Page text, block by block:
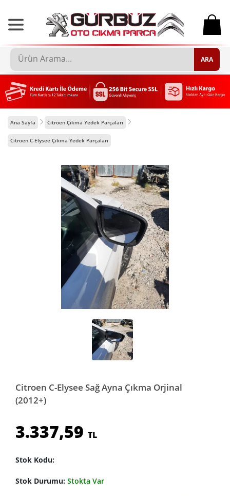
0
ARA
Ana Sayfa Citroen Çıkma Yedek Parçaları
Citroen C-Elysee Çıkma Yedek Parçaları
Citroen C-Elysee Sağ Ayna Çıkma Orjinal
(2012+)
3.337,59 TL
Stok Kodu:
Stok Durumu: Stokta Var